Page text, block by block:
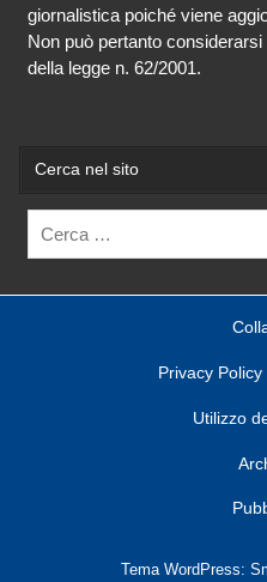
giornalistica poiché viene
Non può pertanto
della legge n. 62/2001.
Cerca nel sito
Privacy
Utilizzo
Tema WordPress: